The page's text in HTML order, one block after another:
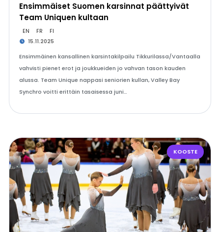
Ensimmäiset Suomen karsinnat päättyivät
Team Uniquen kultaan
EN FR FI
15.11.2025
Ensimmäinen kansallinen karsintakilpailu Tikkurilassa/Vantaalla
vahvisti pienet erot ja joukkueiden jo vahvan tason kauden
alussa. Team Unique nappasi seniorien kullan, Valley Bay
Synchro voitti erittäin tasaisessa juni…
KOOSTE